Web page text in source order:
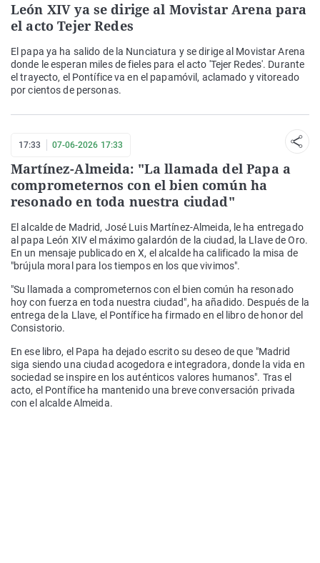
León XIV ya se dirige al Movistar Arena para
el acto Tejer Redes
El papa ya ha salido de la Nunciatura y se dirige al Movistar Arena
donde le esperan miles de fieles para el acto 'Tejer Redes'. Durante
el trayecto, el Pontífice va en el papamóvil, aclamado y vitoreado
por cientos de personas.
17:33 07-06-2026 17:33
Martínez-Almeida: "La llamada del Papa a
comprometernos con el bien común ha
resonado en toda nuestra ciudad"
El alcalde de Madrid, José Luis Martínez-Almeida, le ha entregado
al papa León XIV el máximo galardón de la ciudad, la Llave de Oro.
En un mensaje publicado en X, el alcalde ha calificado la misa de
"brújula moral para los tiempos en los que vivimos".
"Su llamada a comprometernos con el bien común ha resonado
hoy con fuerza en toda nuestra ciudad", ha añadido. Después de la
entrega de la Llave, el Pontífice ha firmado en el libro de honor del
Consistorio.
En ese libro, el Papa ha dejado escrito su deseo de que "Madrid
siga siendo una ciudad acogedora e integradora, donde la vida en
sociedad se inspire en los auténticos valores humanos". Tras el
acto, el Pontífice ha mantenido una breve conversación privada
con el alcalde Almeida.